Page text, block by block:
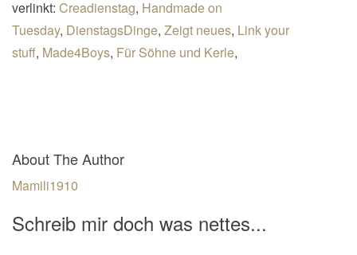
verlinkt: Creadienstag, Handmade on
Tuesday, DienstagsDinge, Zeigt neues, Link your
stuff, Made4Boys, Für Söhne und Kerle,
About The Author
Mamili1910
Schreib mir doch was nettes...